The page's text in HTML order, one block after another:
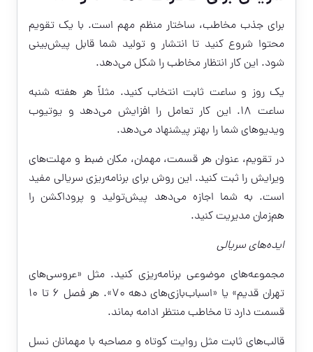
برای جذب مخاطب، ساختار منظم مهم است. با یک تقویم
محتوا شروع کنید تا انتشار و تولید شما قابل پیش‌بینی
شود. این کار انتظار مخاطب را شکل می‌دهد.
یک روز و ساعت ثابت انتخاب کنید. مثلاً هر هفته شنبه
ساعت ۱۸. این کار تعامل را افزایش می‌دهد و یوتیوب
ویدیوهای شما را بهتر پیشنهاد می‌دهد.
در تقویم، عنوان هر قسمت، مهمان، مکان ضبط و مهلت‌های
ویرایش را ثبت کنید. این روش برای برنامه‌ریزی سریالی مفید
است. به شما اجازه می‌دهد پیش‌تولید و پروداکشن را
هم‌زمان مدیریت کنید.
ایده‌های سریالی
مجموعه‌های موضوعی برنامه‌ریزی کنید. مثل «عروسی‌های
تهران قدیم» یا «اسباب‌بازی‌های دهه ۷۰». هر فصل ۶ تا ۱۰
قسمت دارد تا مخاطب منتظر ادامه بماند.
قالب‌های ثابت مثل روایت کوتاه و مصاحبه با مهمانان نسل